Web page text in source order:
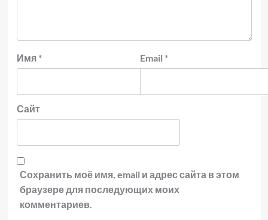
Имя * Email *
Сайт
Сохранить моё имя, email и адрес сайта в этом
браузере для последующих моих
комментариев.